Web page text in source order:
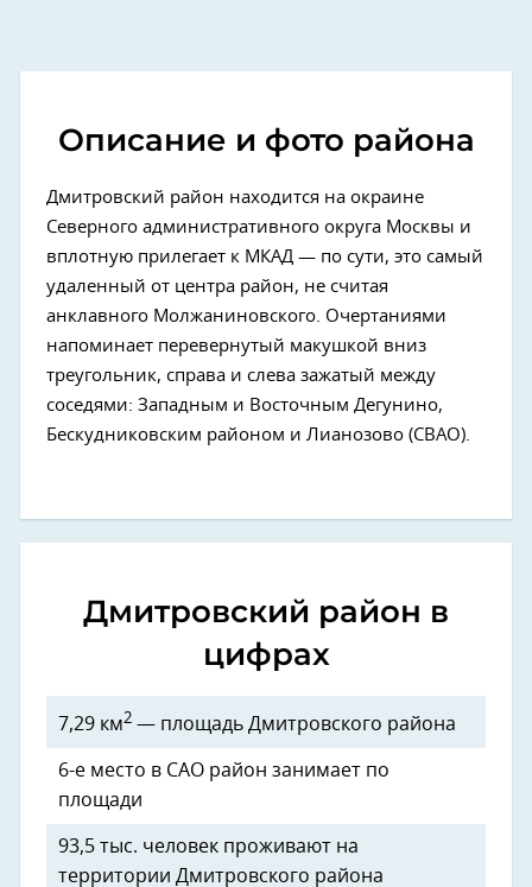
Описание и фото района
Дмитровский район находится на окраине
Северного административного округа Москвы и
вплотную прилегает к МКАД — по сути, это самый
удаленный от центра район, не считая
анклавного Молжаниновского. Очертаниями
напоминает перевернутый макушкой вниз
треугольник, справа и слева зажатый между
соседями: Западным и Восточным Дегунино,
Бескудниковским районом и Лианозово (СВАО).
Дмитровский район в
цифрах
7,29 км2 — площадь Дмитровского района
6-е место в САО район занимает по
площади
93,5 тыс. человек проживают на
территории Дмитровского района